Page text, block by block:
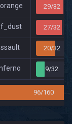
29/32
27/32
20/32
9/32
96/160